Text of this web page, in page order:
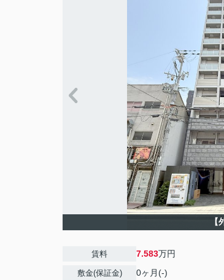
【
賃料 7.583万円
敷金(保証金) 0ヶ月(-)